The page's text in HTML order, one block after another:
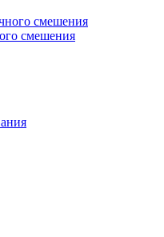
смешения
смешения